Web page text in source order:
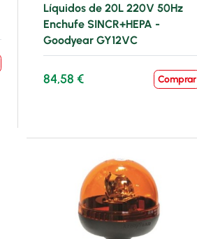
Líquidos de 20L 220V 50Hz
Enchufe SINCR+HEPA -
Goodyear GY12VC
84,58 € Comprar